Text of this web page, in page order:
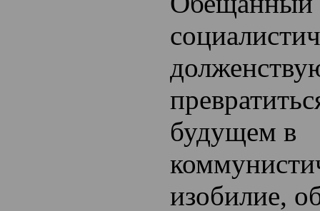
будущем в
изобилие,